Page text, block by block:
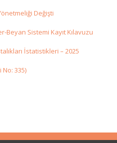
Değişti
Beyan Sistemi Kayıt Kılavuzu
İstatistikleri – 2025
335)